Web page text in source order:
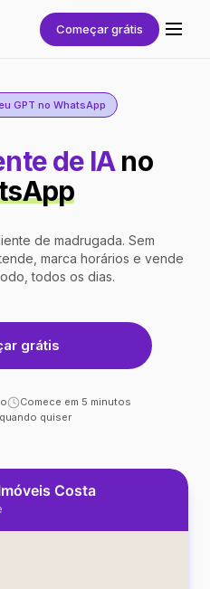
Começar grátis
GPT no WhatsApp
de IAno
de madrugada. Sem
marca horários e vende
todos os dias.
grátis
Comece em 5 minutos
quiser
Costa